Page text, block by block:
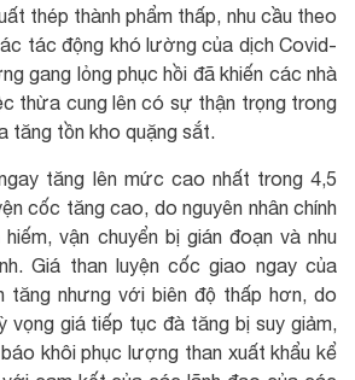
thép thành phẩm thấp, nhu cầu theo
tác động khó lường của dịch Covid-
gang lỏng phục hồi đã khiến các nhà
thừa cung lên có sự thận trọng trong
tăng tồn kho quặng sắt.
tăng lên mức cao nhất trong 4,5
cốc tăng cao, do nguyên nhân chính
hiếm, vận chuyển bị gián đoạn và nhu
Giá than luyện cốc giao ngay của
tăng nhưng với biên độ thấp hơn, do
vọng giá tiếp tục đà tăng bị suy giảm,
khôi phục lượng than xuất khẩu kể